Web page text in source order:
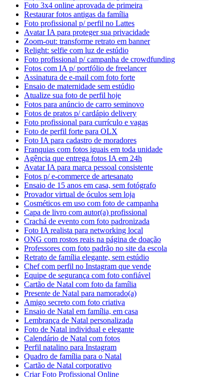
Foto 3x4 online aprovada de primeira
Restaurar fotos antigas da família
Foto profissional p/ perfil no Lattes
Avatar IA para proteger sua privacidade
Zoom-out: transforme retrato em banner
Relight: selfie com luz de estúdio
Foto profissional p/ campanha de crowdfunding
Fotos com IA p/ portfólio de freelancer
Assinatura de e-mail com foto forte
Ensaio de maternidade sem estúdio
Atualize sua foto de perfil hoje
Fotos para anúncio de carro seminovo
Fotos de pratos p/ cardápio delivery
Foto profissional para currículo e vagas
Foto de perfil forte para OLX
Foto IA para cadastro de moradores
Franquias com fotos iguais em toda unidade
Agência que entrega fotos IA em 24h
Avatar IA para marca pessoal consistente
Fotos p/ e-commerce de artesanato
Ensaio de 15 anos em casa, sem fotógrafo
Provador virtual de óculos sem loja
Cosméticos em uso com foto de campanha
Capa de livro com autor(a) profissional
Crachá de evento com foto padronizada
Foto IA realista para networking local
ONG com rostos reais na página de doação
Professores com foto padrão no site da escola
Retrato de família elegante, sem estúdio
Chef com perfil no Instagram que vende
Equipe de segurança com foto confiável
Cartão de Natal com foto da família
Presente de Natal para namorado(a)
Amigo secreto com foto criativa
Ensaio de Natal em família, em casa
Lembrança de Natal personalizada
Foto de Natal individual e elegante
Calendário de Natal com fotos
Perfil natalino para Instagram
Quadro de família para o Natal
Cartão de Natal corporativo
Criar Foto Profissional Online